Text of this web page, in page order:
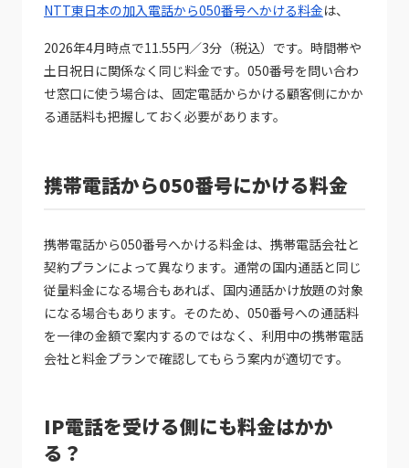
NTT東日本の加入電話から050番号へかける料金は、
2026年4月時点で11.55円／3分（税込）です。時間帯や
土日祝日に関係なく同じ料金です。050番号を問い合わ
せ窓口に使う場合は、固定電話からかける顧客側にかか
る通話料も把握しておく必要があります。
携帯電話から050番号にかける料金
携帯電話から050番号へかける料金は、携帯電話会社と
契約プランによって異なります。通常の国内通話と同じ
従量料金になる場合もあれば、国内通話かけ放題の対象
になる場合もあります。そのため、050番号への通話料
を一律の金額で案内するのではなく、利用中の携帯電話
会社と料金プランで確認してもらう案内が適切です。
IP電話を受ける側にも料金はかか
る？